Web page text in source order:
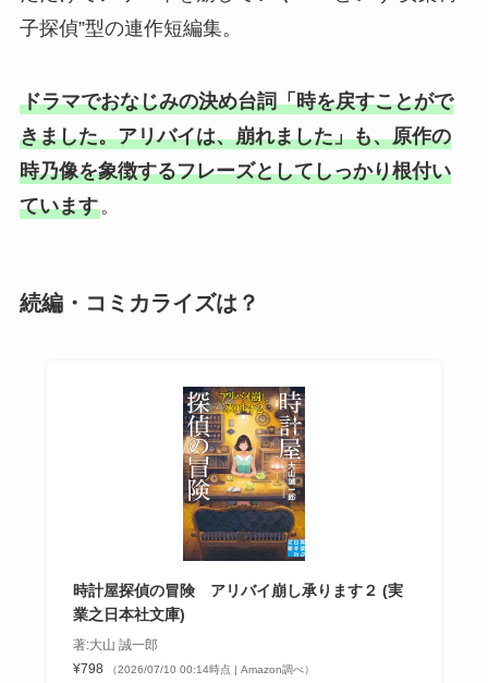
子探偵”型の連作短編集。
ドラマでおなじみの決め台詞「時を戻すことがで
きました。アリバイは、崩れました」も、原作の
時乃像を象徴するフレーズとしてしっかり根付い
ています。
続編・コミカライズは？
時計屋探偵の冒険 アリバイ崩し承ります２ (実
業之日本社文庫)
著:大山 誠一郎
¥798
（2026/07/10 00:14時点 | Amazon調べ）